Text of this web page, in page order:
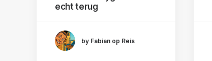
echt terug
by Fabian op Reis